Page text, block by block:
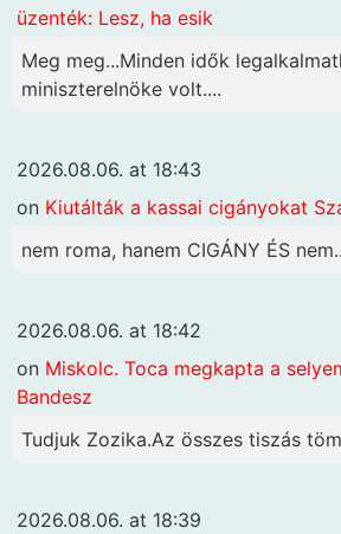
üzenték: Lesz, ha esik
Meg meg...Minden idők
miniszterelnöke volt....
2026.08.06. at 18:43
on Kiutálták a kassai cigányokat
nem roma, hanem CIGÁNY ÉS
2026.08.06. at 18:42
on Miskolc. Toca megkapta a
Bandesz
Tudjuk Zozika.Az összes tiszás
2026.08.06. at 18:39